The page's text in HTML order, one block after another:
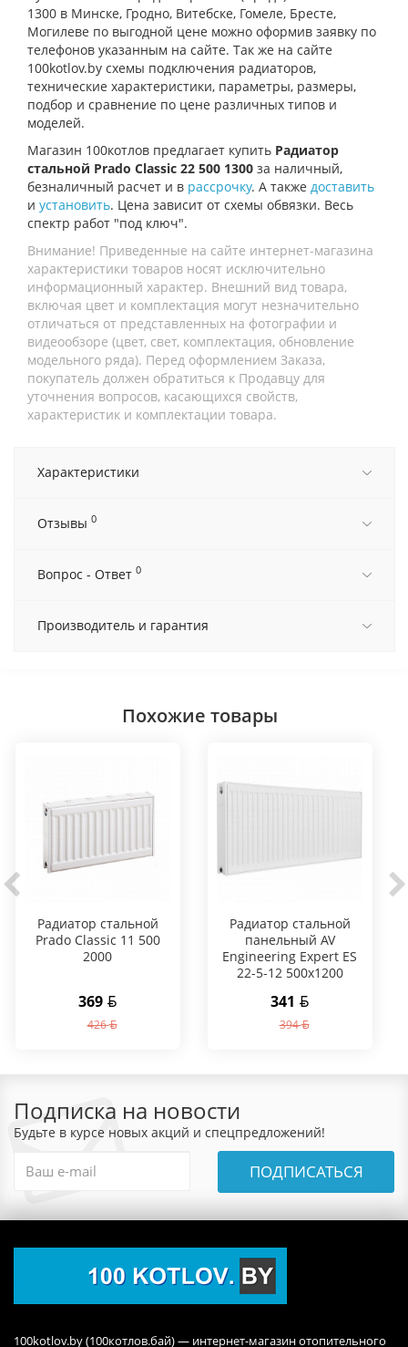
1300 в Минске, Гродно, Витебске, Гомеле, Бресте,
Могилеве по выгодной цене можно оформив заявку по
телефонов указанным на сайте. Так же на сайте
100kotlov.by схемы подключения радиаторов,
технические характеристики, параметры, размеры,
подбор и сравнение по цене различных типов и
моделей.
Магазин 100котлов предлагает купить Радиатор
стальной Prado Classic 22 500 1300 за наличный,
безналичный расчет и в рассрочку. А также доставить
и установить. Цена зависит от схемы обвязки. Весь
спектр работ "под ключ".
Внимание! Приведенные на сайте интернет-магазина
характеристики товаров носят исключительно
информационный характер. Внешний вид товара,
включая цвет и комплектация могут незначительно
отличаться от представленных на фотографии и
видеообзоре (цвет, свет, комплектация, обновление
модельного ряда). Перед оформлением Заказа,
покупатель должен обратиться к Продавцу для
уточнения вопросов, касающихся свойств,
характеристик и комплектации товара.
Характеристики
Отзывы 0
Вопрос - Ответ 0
Производитель и гарантия
Похожие товары
Радиатор стальной
Prado Classic 11 500
2000
369
426
Радиатор стальной
панельный AV
Engineering Expert ES
22-5-12 500х1200
341
394
Подписка на новости
Будьте в курсе новых акций и спецпредложений!
ПОДПИСАТЬСЯ
100kotlov.by (100котлов.бай) — интернет-магазин отопительного